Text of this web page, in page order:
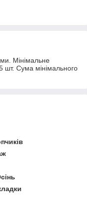
Мінімальне
шт. Сума мінімального